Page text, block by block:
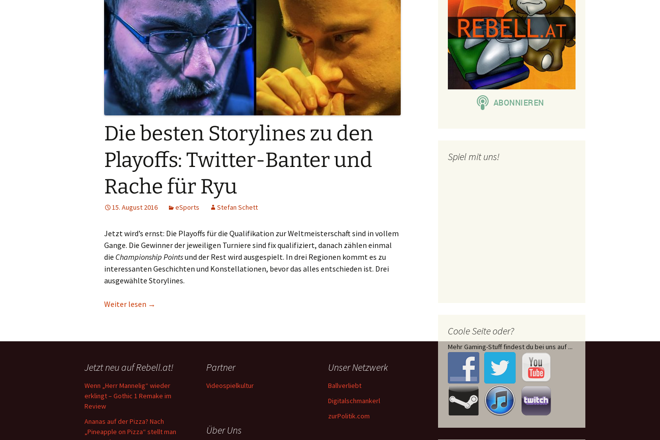
Die besten Storylines zu den
Playoffs: Twitter-Banter und
Rache für Ryu
15. August 2016 eSports Stefan Schett
Jetzt wird’s ernst: Die Playoffs für die Qualifikation zur Weltmeisterschaft sind in vollem
Gange. Die Gewinner der jeweiligen Turniere sind fix qualifiziert, danach zählen einmal
die Championship Pointsund der Rest wird ausgespielt. In drei Regionen kommt es zu
interessanten Geschichten und Konstellationen, bevor das alles entschieden ist. Drei
ausgewählte Storylines.
Weiter lesen Die besten Storylines zu den Playoffs: Twitter-Banter und Rache für Ryu
→
Spiel mit uns!
Coole Seite oder?
Mehr Gaming-Stuff findest du bei uns auf ...
Jetzt neu auf Rebell.at!
Wenn „Herr Mannelig“ wieder
erklingt – Gothic 1 Remake im
Review
Ananas auf der Pizza? Nach
„Pineapple on Pizza“ stellt man
Partner
Videospielkultur
Unser Netzwerk
Ballverliebt
Digitalschmankerl
zurPolitik.com
Über Uns